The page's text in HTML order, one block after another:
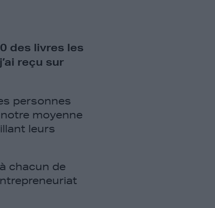
des livres les
reçu sur
personnes
moyenne
leurs
chacun de